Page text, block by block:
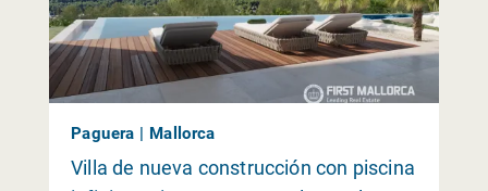
Paguera | Mallorca
Villa de nueva construcción con piscina